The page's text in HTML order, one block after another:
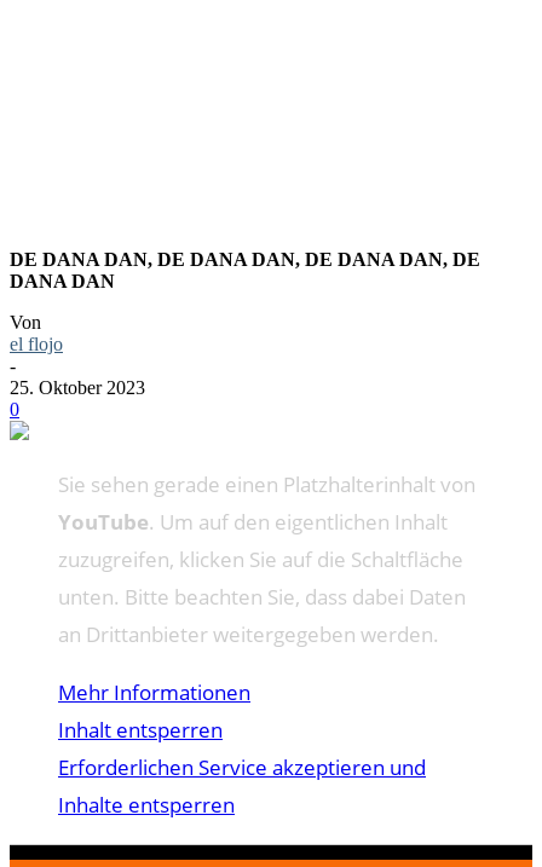
DE DANA DAN, DE DANA DAN, DE DANA DAN, DE
DANA DAN
Von
el flojo
-
25. Oktober 2023
0
Sie sehen gerade einen Platzhalterinhalt von
YouTube. Um auf den eigentlichen Inhalt
zuzugreifen, klicken Sie auf die Schaltfläche
unten. Bitte beachten Sie, dass dabei Daten
an Drittanbieter weitergegeben werden.
Mehr Informationen
Inhalt entsperren
Erforderlichen Service akzeptieren und
Inhalte entsperren